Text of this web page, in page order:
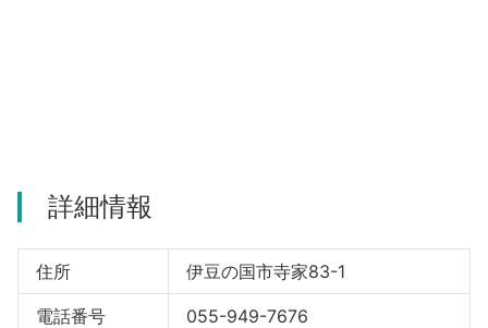
詳細情報
住所 伊豆の国市寺家83-1
電話番号 055-949-7676